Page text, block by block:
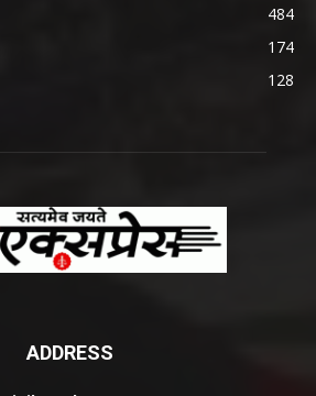
484
174
128
ADDRESS